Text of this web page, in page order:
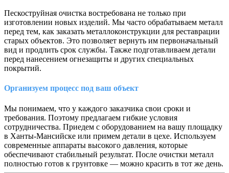
Пескоструйная очистка востребована не только при
изготовлении новых изделий. Мы часто обрабатываем металл
перед тем, как заказать металлоконструкции для реставрации
старых объектов. Это позволяет вернуть им первоначальный
вид и продлить срок службы. Также подготавливаем детали
перед нанесением огнезащиты и других специальных
покрытий.
Организуем процесс под ваш объект
Мы понимаем, что у каждого заказчика свои сроки и
требования. Поэтому предлагаем гибкие условия
сотрудничества. Приедем с оборудованием на вашу площадку
в Ханты-Мансийске или примем детали в цехе. Используем
современные аппараты высокого давления, которые
обеспечивают стабильный результат. После очистки металл
полностью готов к грунтовке — можно красить в тот же день.